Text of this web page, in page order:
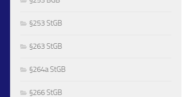
§253 StGB
§263 StGB
§264a StGB
§266 StGB